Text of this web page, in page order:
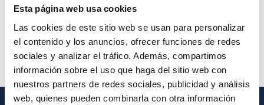
Esta página web usa cookies
Las cookies de este sitio web se usan para personalizar
el contenido y los anuncios, ofrecer funciones de redes
sociales y analizar el tráfico. Además, compartimos
información sobre el uso que haga del sitio web con
nuestros partners de redes sociales, publicidad y análisis
web, quienes pueden combinarla con otra información